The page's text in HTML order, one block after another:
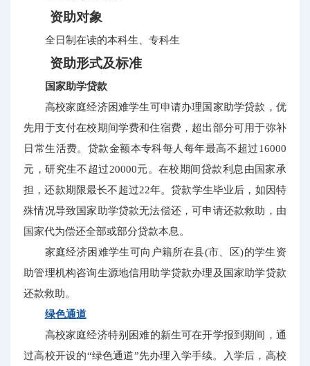
资助对象
全日制在读的本科生、专科生
资助形式及标准
国家助学贷款
高校家庭经济困难学生可申请办理国家助学贷款，优
先用于支付在校期间学费和住宿费，超出部分可用于弥补
日常生活费。贷款金额本专科每人每年最高不超过16000
元，研究生不超过20000元。在校期间贷款利息由国家承
担，还款期限最长不超过22年。贷款学生毕业后，如因特
殊情况导致国家助学贷款无法偿还，可申请还款救助，由
国家代为偿还全部或部分贷款本息。
家庭经济困难学生可向户籍所在县(市、区)的学生资
助管理机构咨询生源地信用助学贷款办理及国家助学贷款
还款救助。
绿色通道
高校家庭经济特别困难的新生可在开学报到期间，通
过高校开设的“绿色通道”先办理入学手续。入学后，高校